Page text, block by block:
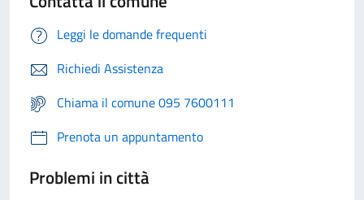
Leggi le domande frequenti
Richiedi Assistenza
Chiama il comune 095 7600111
Prenota un appuntamento
Problemi in città